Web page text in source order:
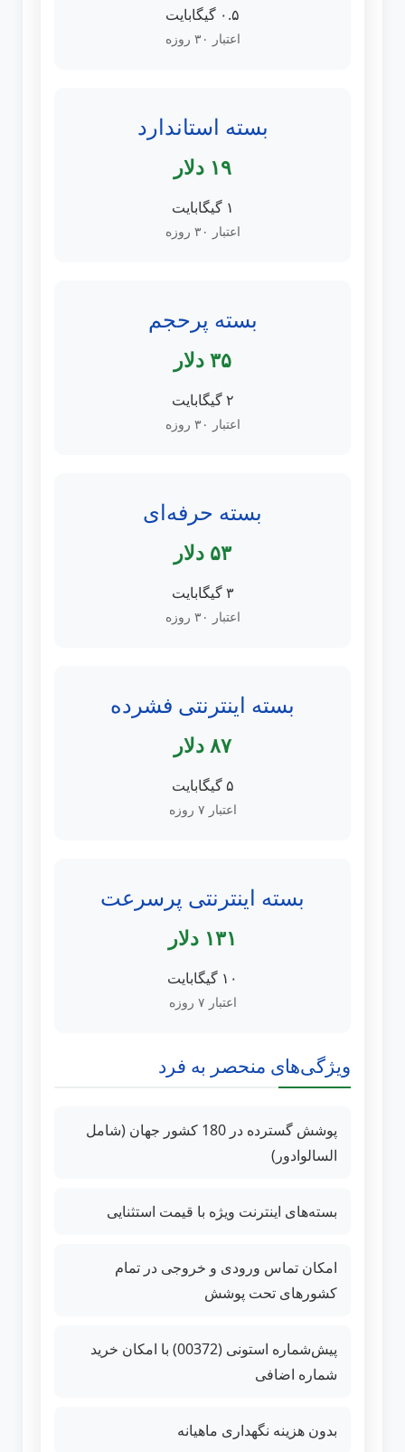
۰.۵ گیگابایت
اعتبار ۳۰ روزه
بسته استاندارد
۱۹ دلار
۱ گیگابایت
اعتبار ۳۰ روزه
بسته پرحجم
۳۵ دلار
۲ گیگابایت
اعتبار ۳۰ روزه
بسته حرفه‌ای
۵۳ دلار
۳ گیگابایت
اعتبار ۳۰ روزه
بسته اینترنتی فشرده
۸۷ دلار
۵ گیگابایت
اعتبار ۷ روزه
بسته اینترنتی پرسرعت
۱۳۱ دلار
۱۰ گیگابایت
اعتبار ۷ روزه
ویژگی‌های منحصر به فرد
پوشش گسترده در 180 کشور جهان (شامل
السالوادور)
بسته‌های اینترنت ویژه با قیمت استثنایی
امکان تماس ورودی و خروجی در تمام
کشورهای تحت پوشش
پیش‌شماره استونی (00372) با امکان خرید
شماره اضافی
بدون هزینه نگهداری ماهیانه